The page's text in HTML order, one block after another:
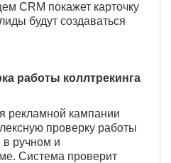
CRM покажет карточку
будут создаваться
работы коллтрекинга
рекламной кампании
проверку работы
в ручном и
Система проверит